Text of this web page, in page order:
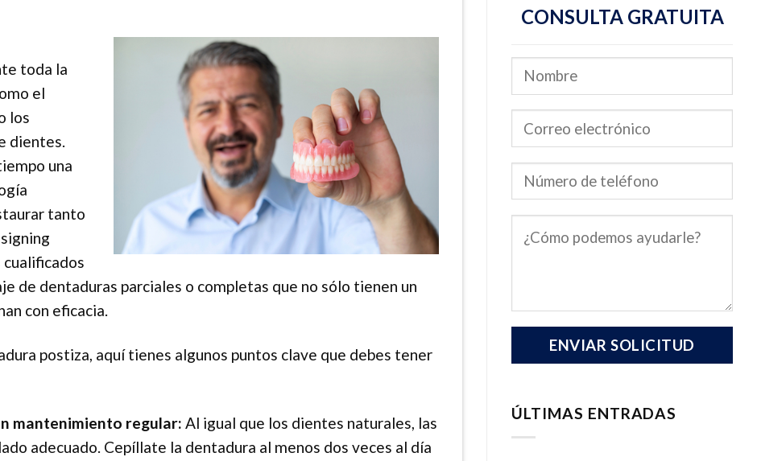
toda la
el
los
dientes.
una
tanto
de dentaduras parciales o completas que no sólo tienen un
con eficacia.
postiza, aquí tienes algunos puntos clave que debes tener
mantenimiento regular: Al igual que los dientes naturales, las
adecuado. Cepíllate la dentadura al menos dos veces al día
CONSULTA GRATUITA
ÚLTIMAS ENTRADAS